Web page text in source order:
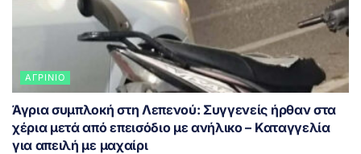
ΑΓΡΊΝΙΟ
Άγρια συμπλοκή στη Λεπενού: Συγγενείς ήρθαν στα
χέρια μετά από επεισόδιο με ανήλικο – Καταγγελία
για απειλή με μαχαίρι